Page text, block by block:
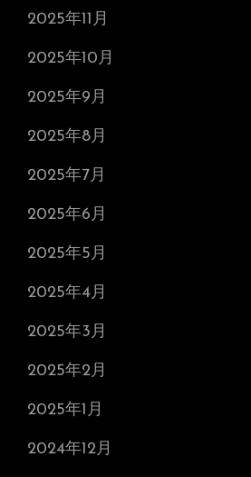
2025年11月
2025年10月
2025年9月
2025年8月
2025年7月
2025年6月
2025年5月
2025年4月
2025年3月
2025年2月
2025年1月
2024年12月